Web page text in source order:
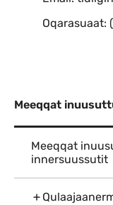
Oqarasuaat:
Meeqqat
Meeqqat
innersuussutit